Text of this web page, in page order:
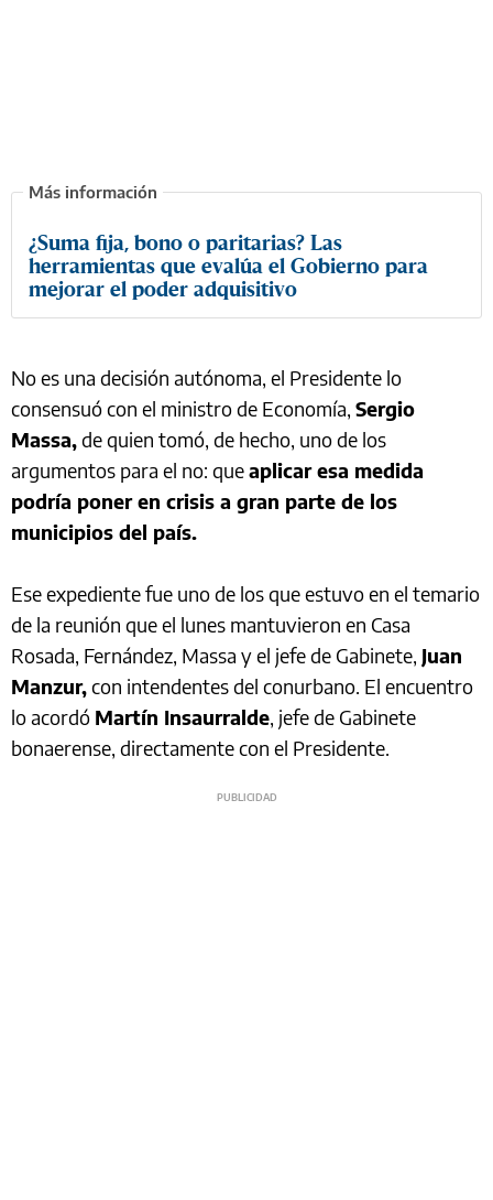
¿Suma fija, bono o paritarias? Las
herramientas que evalúa el Gobierno para
mejorar el poder adquisitivo
No es una decisión autónoma, el Presidente lo
consensuó con el ministro de Economía, Sergio
Massa,de quien tomó, de hecho, uno de los
argumentos para el no: queaplicar esa medida
podría poner en crisis a gran parte de los
municipios del país.
Ese expediente fue uno de los que estuvo en el temario
de la reunión que el lunes mantuvieron en Casa
Rosada, Fernández, Massa y el jefe de Gabinete, Juan
Manzur,con intendentes del conurbano. El encuentro
lo acordó Martín Insaurralde, jefe de Gabinete
bonaerense, directamente con el Presidente.